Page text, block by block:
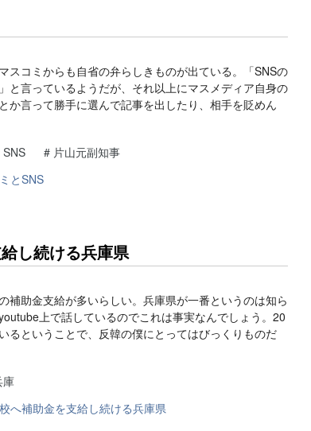
スコミからも自省の弁らしきものが出ている。「SNSの
と言っているようだが、それ以上にマスメディア自身の
か言って勝手に選んで記事を出したり、相手を貶めん
SNS # 片山元副知事
し続ける兵庫県
補助金支給が多いらしい。兵庫県が一番というのは知ら
上で話しているのでこれは事実なんでしょう。20
るということで、反韓の僕にとってはびっくりものだ
庫